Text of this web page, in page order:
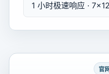
1 小时极速响应 ·
官